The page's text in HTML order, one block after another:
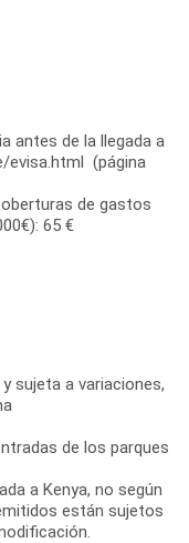
antes de la llegada a
evisa.html (página
de gastos
65 €
sujeta a variaciones,
de los parques
a Kenya, no según
están sujetos